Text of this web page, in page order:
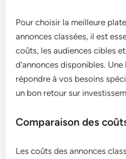
Pour choisir la meilleure
annonces classées, il est
coûts, les audiences cibles
d’annonces disponibles.
répondre à vos besoins
un bon retour sur
Comparaison des
Les coûts des annonces